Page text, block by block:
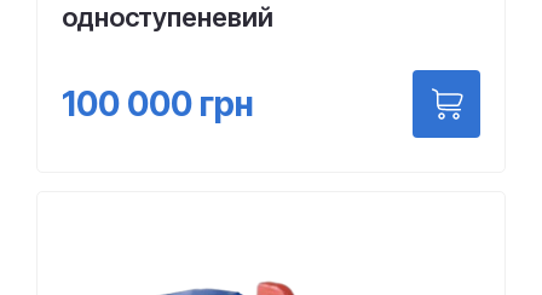
одноступеневий
100 000 грн